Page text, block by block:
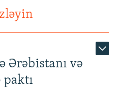
Ərəbistanı və